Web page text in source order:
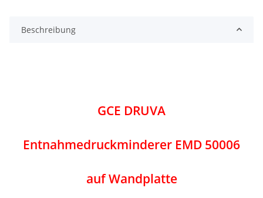
Beschreibung
GCE DRUVA
Entnahmedruckminderer EMD 50006
auf Wandplatte